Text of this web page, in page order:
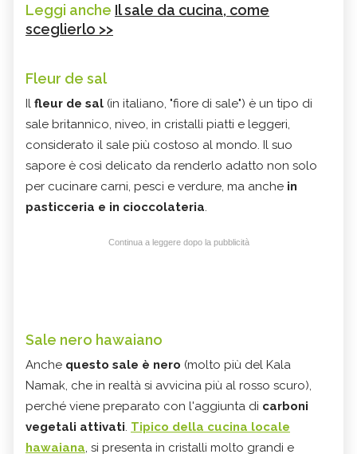
Leggi anche Il sale da cucina, come
sceglierlo >>
Fleur de sal
Il fleur de sal (in italiano, "fiore di sale") è un tipo di
sale britannico, niveo, in cristalli piatti e leggeri,
considerato il sale più costoso al mondo. Il suo
sapore è così delicato da renderlo adatto non solo
per cucinare carni, pesci e verdure, ma anche in
pasticceria e in cioccolateria.
Continua a leggere dopo la pubblicità
Sale nero hawaiano
Anche questo sale è nero (molto più del Kala
Namak, che in realtà si avvicina più al rosso scuro),
perché viene preparato con l'aggiunta di carboni
vegetali attivati. Tipico della cucina locale
hawaiana, si presenta in cristalli molto grandi e